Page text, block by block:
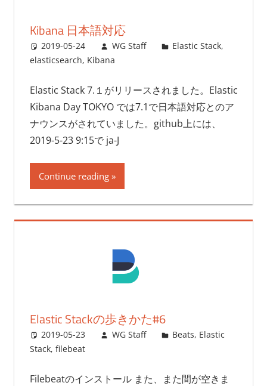
Kibana 日本語対応
2019-05-24 WG Staff Elastic Stack,
elasticsearch, Kibana
Elastic Stack 7.１がリリースされました。Elastic
Kibana Day TOKYO では7.1で日本語対応とのア
ナウンスがされていました。github上には、
2019-5-23 9:15で ja-J
Continue reading
Elastic Stackの歩きかた#6
2019-05-23 WG Staff Beats, Elastic
Stack, filebeat
Filebeatのインストール また、また間が空きま